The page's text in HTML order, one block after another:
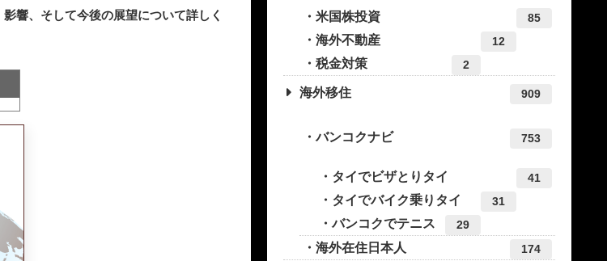
響、そして今後の展望について詳しく
米国株投資 85
海外不動産 12
税金対策 2
海外移住 909
バンコクナビ 753
タイでビザとりタイ 41
タイでバイク乗りタイ 31
バンコクでテニス 29
海外在住日本人 174